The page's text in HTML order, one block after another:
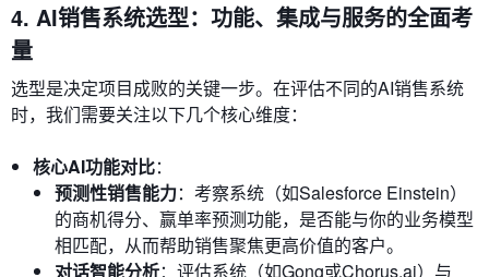
4. AI销售系统选型：功能、集成与服务的全面考
量
选型是决定项目成败的关键一步。在评估不同的AI销售系统
时，我们需要关注以下几个核心维度：
核心AI功能对比：
预测性销售能力：考察系统（如Salesforce Einstein）
的商机得分、赢单率预测功能，是否能与你的业务模型
相匹配，从而帮助销售聚焦更高价值的客户。
对话智能分析：评估系统（如Gong或Chorus.ai）与